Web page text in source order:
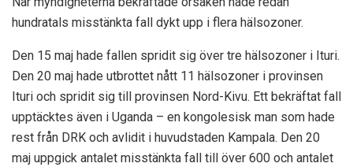
hundratals misstänkta fall dykt upp i flera hälsozoner.
Den 15 maj hade fallen spridit sig över tre hälsozoner i Ituri.
Den 20 maj hade utbrottet nått 11 hälsozoner i provinsen
Ituri och spridit sig till provinsen Nord-Kivu. Ett bekräftat fall
upptäcktes även i Uganda – en kongolesisk man som hade
rest från DRK och avlidit i huvudstaden Kampala. Den 20
maj uppgick antalet misstänkta fall till över 600 och antalet